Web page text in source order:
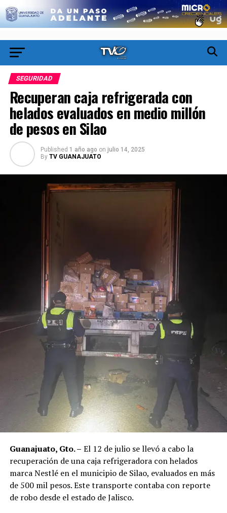
SEGURIDAD
Recuperan caja refrigerada con
helados evaluados en medio millón
de pesos en Silao
Published 1 año ago on julio 14, 2025
By TV GUANAJUATO
Guanajuato, Gto. – El 12 de julio se llevó a cabo la
recuperación de una caja refrigeradora con helados
marca Nestlé en el municipio de Silao, evaluados en más
de 500 mil pesos. Este transporte contaba con reporte
de robo desde el estado de Jalisco.